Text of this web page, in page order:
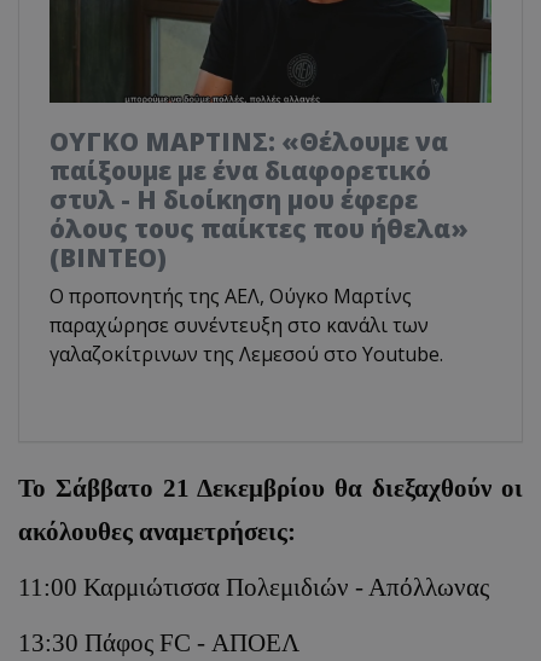
ΟΥΓΚΟ ΜΑΡΤΙΝΣ: «Θέλουμε να
παίξουμε με ένα διαφορετικό
στυλ - Η διοίκηση μου έφερε
όλους τους παίκτες που ήθελα»
(ΒΙΝΤΕΟ)
Ο προπονητής της ΑΕΛ, Ούγκο Μαρτίνς
παραχώρησε συνέντευξη στο κανάλι των
γαλαζοκίτρινων της Λεμεσού στο Youtube.
Το Σάββατο 21 Δεκεμβρίου θα διεξαχθούν οι
ακόλουθες αναμετρήσεις:
11:00 Καρμιώτισσα Πολεμιδιών - Απόλλωνας
13:30 Πάφος FC - ΑΠΟΕΛ